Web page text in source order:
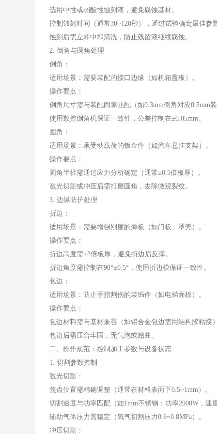
选用中性或弱酸性蚀刻液，避免腐蚀基材。
控制蚀刻时间（通常30~120秒），通过试验确定最佳参
蚀刻后需立即中和清洗，防止残留液继续腐蚀。
2. 倒角与圆角处理
倒角：
适用场景：需要装配的接口边缘（如机箱盖板）。
操作要点：
倒角尺寸需与装配间隙匹配（如0.3mm倒角对应0.5mm装
使用数控倒角机保证一致性，公差控制在±0.05mm。
圆角：
适用场景：承受动载荷的钣金件（如汽车悬挂支架）。
操作要点：
圆角半径需通过应力分析确定（通常≥0.5倍板厚）。
激光切割或冲压后需打磨圆角，去除微观裂纹。
3. 边缘防护处理
折边：
适用场景：需要增强刚度的薄板（如门板、罩壳）。
操作要点：
折边高度需≥2倍板厚，避免折边后反弹。
折边角度需控制在90°±0.5°，使用折边模保证一致性。
包边：
适用场景：防止手指割伤的装饰件（如电梯面板）。
操作要点：
包边材料需与基材兼容（如铝合金包边需用结构胶粘接）
包边后需压合牢固，无气泡或翘曲。
二、操作规范：控制加工参数与设备状态
1. 切割参数控制
激光切割：
焦点位置需精确调整（通常在材料表面下0.5~1mm）。
切割速度与功率匹配（如1mm不锈钢：功率2000W，速
辅助气体压力需稳定（氧气切割压力0.6~0.8MPa）。
冲压切割：